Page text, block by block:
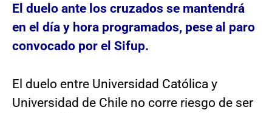
El duelo ante los cruzados se mantendrá
en el día y hora programados, pese al paro
convocado por el Sifup.
El duelo entre Universidad Católica y
Universidad de Chile no corre riesgo de ser